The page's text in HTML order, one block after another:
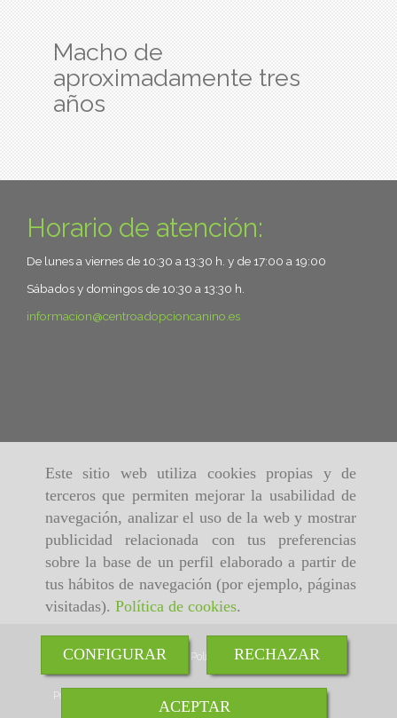
Este sitio web utiliza cookies propias y de
terceros que permiten mejorar la usabilidad de
navegación, analizar el uso de la web y mostrar
publicidad relacionada con tus preferencias
sobre la base de un perfil elaborado a partir de
tus hábitos de navegación (por ejemplo, páginas
visitadas). Política de cookies.
CONFIGURAR RECHAZAR
ACEPTAR
Macho de
aproximadamente tres
años
Horario de atención:
De lunes a viernes de 10:30 a 13:30 h. y de 17:00 a 19:00
Sábados y domingos de 10:30 a 13:30 h.
informacion
centroadopcioncanino.es
Inicio Aviso Legal Política de cookies
Política de Privacidad